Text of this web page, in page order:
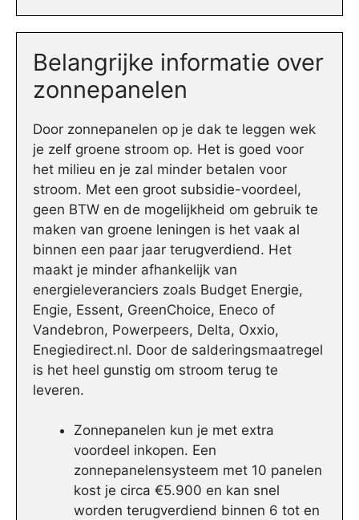
Belangrijke informatie over
zonnepanelen
Door zonnepanelen op je dak te leggen wek
je zelf groene stroom op. Het is goed voor
het milieu en je zal minder betalen voor
stroom. Met een groot subsidie-voordeel,
geen BTW en de mogelijkheid om gebruik te
maken van groene leningen is het vaak al
binnen een paar jaar terugverdiend. Het
maakt je minder afhankelijk van
energieleveranciers zoals Budget Energie,
Engie, Essent, GreenChoice, Eneco of
Vandebron, Powerpeers, Delta, Oxxio,
Enegiedirect.nl. Door de salderingsmaatregel
is het heel gunstig om stroom terug te
leveren.
Zonnepanelen kun je met extra
voordeel inkopen. Een
zonnepanelensysteem met 10 panelen
kost je circa €5.900 en kan snel
worden terugverdiend binnen 6 tot en